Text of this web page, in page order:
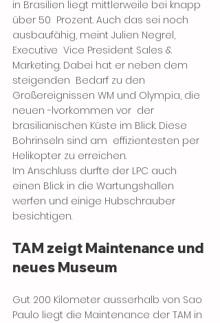
in Brasilien liegt mittlerweile bei knapp
über 50  Prozent. Auch das sei noch
ausbaufähig, meint Julien Negrel,
Executive  Vice President Sales &
Marketing. Dabei hat er neben dem
steigenden  Bedarf zu den
Großereignissen WM und Olympia, die
neuen -lvorkommen vor  der
brasilianischen Küste im Blick. Diese
Bohrinseln sind am  effizientesten per
Helikopter zu erreichen.
Im Anschluss durfte der LPC auch
einen Blick in die Wartungshallen
werfen und einige Hubschrauber
besichtigen.
TAM zeigt Maintenance und
neues Museum
Gut 200 Kilometer ausserhalb von Sao
Paulo liegt die Maintenance der TAM in